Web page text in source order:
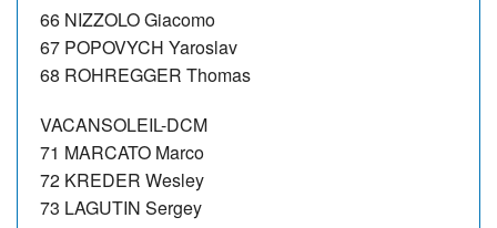
66 NIZZOLO Giacomo
67 POPOVYCH Yaroslav
68 ROHREGGER Thomas
VACANSOLEIL-DCM
71 MARCATO Marco
72 KREDER Wesley
73 LAGUTIN Sergey